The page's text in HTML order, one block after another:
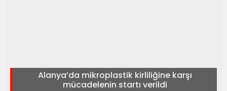
Alanya’da mikroplastik kirliliğine karşı
mücadelenin startı verildi